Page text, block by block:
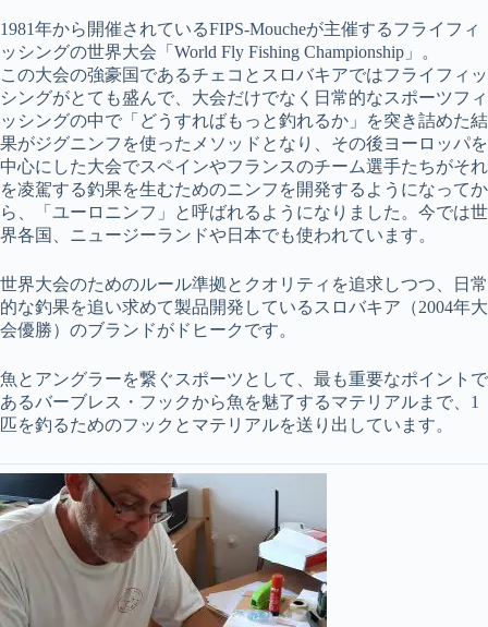
1981年から開催されているFIPS-Moucheが主催するフライフィ
ッシングの世界大会「World Fly Fishing Championship」。
この大会の強豪国であるチェコとスロバキアではフライフィッ
シングがとても盛んで、大会だけでなく日常的なスポーツフィ
ッシングの中で「どうすればもっと釣れるか」を突き詰めた結
果がジグニンフを使ったメソッドとなり、その後ヨーロッパを
中心にした大会でスペインやフランスのチーム選手たちがそれ
を凌駕する釣果を生むためのニンフを開発するようになってか
ら、「ユーロニンフ」と呼ばれるようになりました。今では世
界各国、ニュージーランドや日本でも使われています。
世界大会のためのルール準拠とクオリティを追求しつつ、日常
的な釣果を追い求めて製品開発しているスロバキア（2004年大
会優勝）のブランドがドヒークです。
魚とアングラーを繋ぐスポーツとして、最も重要なポイントで
あるバーブレス・フックから魚を魅了するマテリアルまで、1
匹を釣るためのフックとマテリアルを送り出しています。